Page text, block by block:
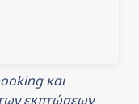
και
εκπτώσεων